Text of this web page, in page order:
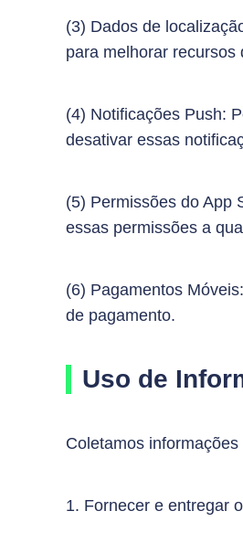
(3) Dados de
para melhorar
(4) Notificações Push:
desativar essas
(5) Permissões do App
essas permissões a
(6) Pagamentos
de pagamento.
Uso de
Coletamos informações
1. Fornecer e entregar